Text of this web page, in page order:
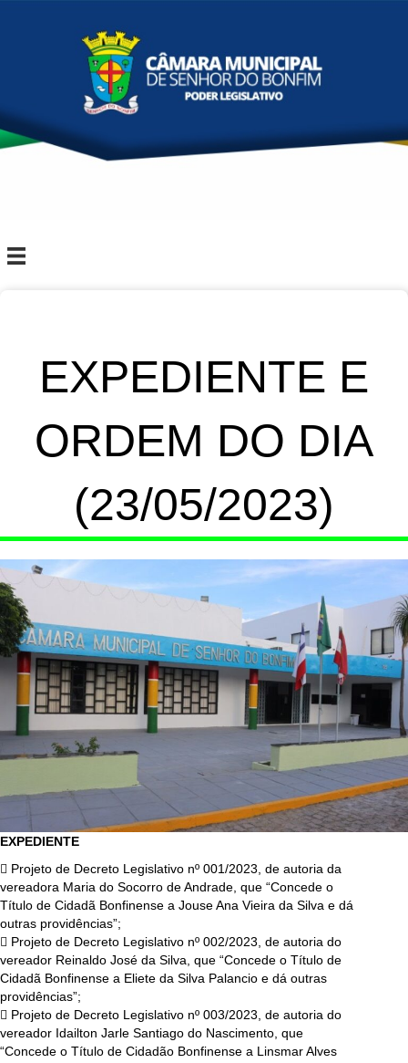
EXPEDIENTE E
ORDEM DO DIA
(23/05/2023)
EXPEDIENTE
 Projeto de Decreto Legislativo nº 001/2023, de autoria da
vereadora Maria do Socorro de Andrade, que “Concede o
Título de Cidadã Bonfinense a Jouse Ana Vieira da Silva e dá
outras providências”;
 Projeto de Decreto Legislativo nº 002/2023, de autoria do
vereador Reinaldo José da Silva, que “Concede o Título de
Cidadã Bonfinense a Eliete da Silva Palancio e dá outras
providências”;
 Projeto de Decreto Legislativo nº 003/2023, de autoria do
vereador Idailton Jarle Santiago do Nascimento, que
“Concede o Título de Cidadão Bonfinense a Linsmar Alves